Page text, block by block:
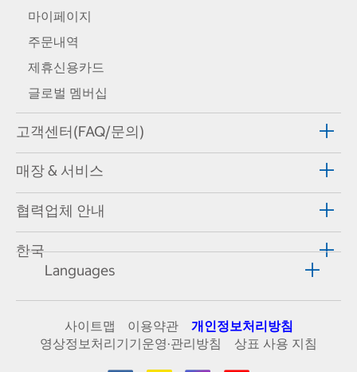
마이페이지
주문내역
제휴신용카드
글로벌 멤버십
고객센터(FAQ/문의)
매장 & 서비스
협력업체 안내
한국
Languages
사이트맵 이용약관
개인정보처리방침
영상정보처리기기운영·관리방침
상표 사용 지침